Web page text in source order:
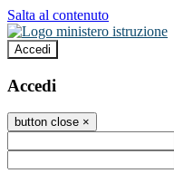
Salta al contenuto
Accedi
Accedi
button close ×